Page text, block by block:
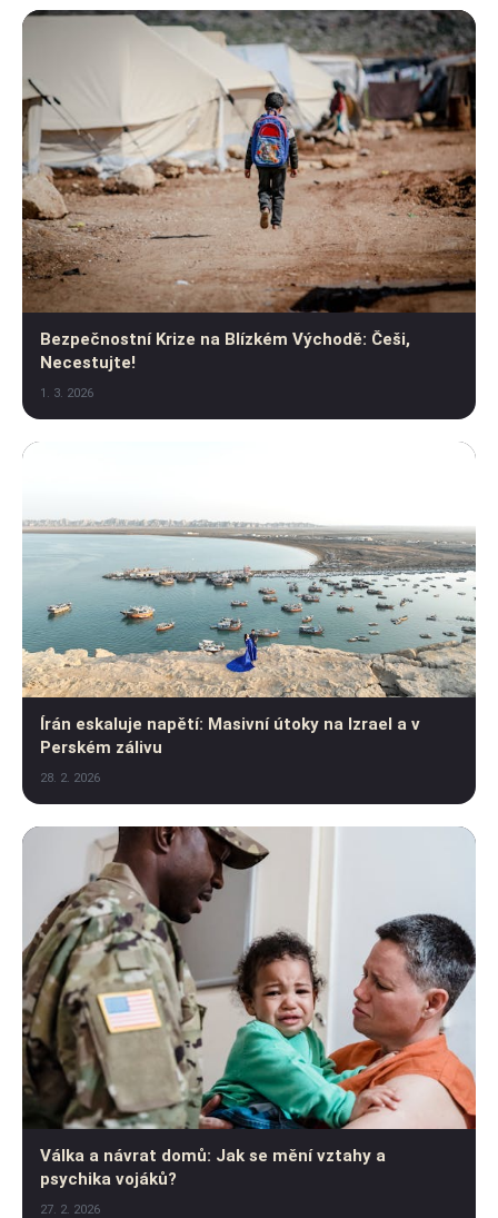
Bezpečnostní Krize na Blízkém Východě: Češi,
Necestujte!
1. 3. 2026
Írán eskaluje napětí: Masivní útoky na Izrael a v
Perském zálivu
28. 2. 2026
Válka a návrat domů: Jak se mění vztahy a
psychika vojáků?
27. 2. 2026